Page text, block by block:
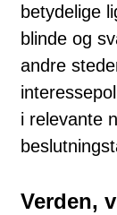
betydelige
blinde og
andre
i relevante
Verden,